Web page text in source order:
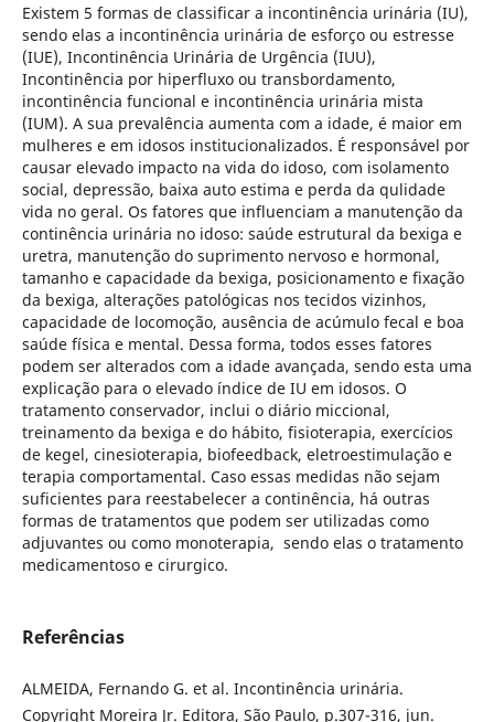
Existem 5 formas de classificar a incontinência urinária (IU),
sendo elas a incontinência urinária de esforço ou estresse
(IUE), Incontinência Urinária de Urgência (IUU),
Incontinência por hiperfluxo ou transbordamento,
incontinência funcional e incontinência urinária mista
(IUM). A sua prevalência aumenta com a idade, é maior em
mulheres e em idosos institucionalizados. É responsável por
causar elevado impacto na vida do idoso, com isolamento
social, depressão, baixa auto estima e perda da qulidade
vida no geral. Os fatores que influenciam a manutenção da
continência urinária no idoso: saúde estrutural da bexiga e
uretra, manutenção do suprimento nervoso e hormonal,
tamanho e capacidade da bexiga, posicionamento e fixação
da bexiga, alterações patológicas nos tecidos vizinhos,
capacidade de locomoção, ausência de acúmulo fecal e boa
saúde física e mental. Dessa forma, todos esses fatores
podem ser alterados com a idade avançada, sendo esta uma
explicação para o elevado índice de IU em idosos. O
tratamento conservador, inclui o diário miccional,
treinamento da bexiga e do hábito, fisioterapia, exercícios
de kegel, cinesioterapia, biofeedback, eletroestimulação e
terapia comportamental. Caso essas medidas não sejam
suficientes para reestabelecer a continência, há outras
formas de tratamentos que podem ser utilizadas como
adjuvantes ou como monoterapia, sendo elas o tratamento
medicamentoso e cirurgico.
Referências
ALMEIDA, Fernando G. et al. Incontinência urinária.
Copyright Moreira Jr. Editora, São Paulo, p.307-316, jun.